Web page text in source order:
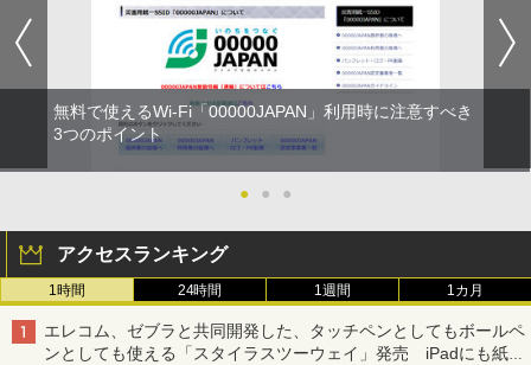
無料で使えるWi-Fi「00000JAPAN」利用時に注意すべき
3つのポイント
● ● ●
アクセスランキング
1時間 24時間 1週間 1カ月
エレコム、ゼブラと共同開発した、タッチペンとしてもボールペ
ンとしても使える「スタイラスツーウェイ」発売 iPadにも紙に